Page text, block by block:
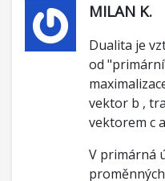
MILAN K.
Dualita je
od
vektor b ,
vektorem c
V primárná